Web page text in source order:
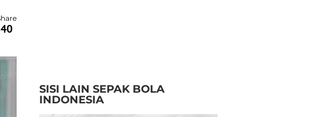
40
SISI LAIN SEPAK BOLA
INDONESIA